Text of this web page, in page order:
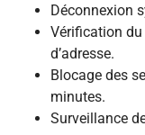
Déconnexion
Vérification
d’adresse.
Blocage des
minutes.
Surveillance